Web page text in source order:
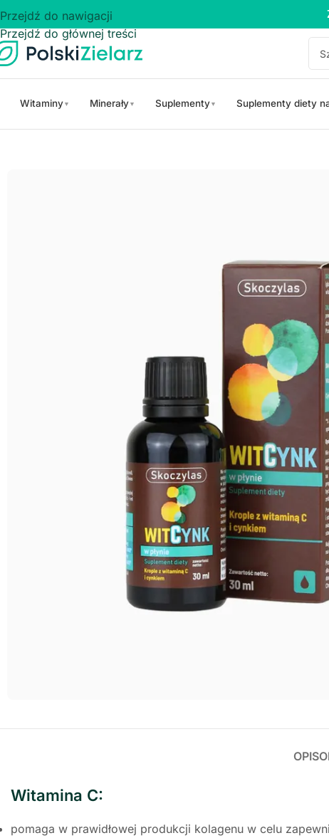
Przejdź do nawigacji
Przejdź do głównej treści
Witaminy▼ Minerały▼ Suplementy▼ Suplementy diety
OPIS
Witamina C:
pomaga w prawidłowej produkcji kolagenu w celu